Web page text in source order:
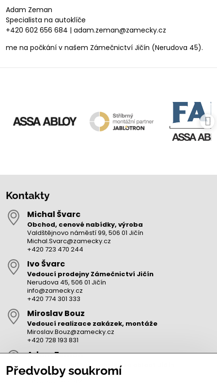
Adam Zeman
Specialista na autoklíče
+420 602 656 684 | adam.zeman@zamecky.cz
me na počkání v našem Zámečnictví Jičín (Nerudova 45).
Kontakty
Michal Švarc
Obchod, cenové nabídky, výroba
Valdštějnovo náměstí 99, 506 01 Jičín
Michal.Svarc@zamecky.cz
+420 723 470 244
Ivo Švarc
Vedoucí prodejny Zámečnictví Jičín
Nerudova 45, 506 01 Jičín
info@zamecky.cz
+420 774 301 333
Miroslav Bouz
Vedoucí realizace zakázek, montáže
Miroslav.Bouz@zamecky.cz
+420 728 193 831
Adam Zeman
Výroba autoklíčů, technik pro oblast Jičín
adam.zeman@zamecky.cz
Předvolby soukromí